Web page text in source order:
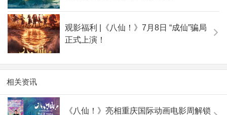
观影福利 |《八仙！》7月8日 “成仙”骗局
正式上演！
相关资讯
《八仙！》亮相重庆国际动画电影周解锁